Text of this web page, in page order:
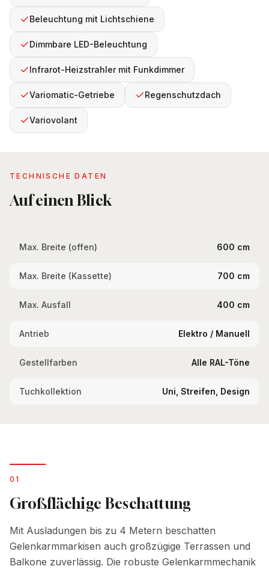
Beleuchtung mit Lichtschiene
Dimmbare LED-Beleuchtung
Infrarot-Heizstrahler mit Funkdimmer
Variomatic-Getriebe Regenschutzdach
Variovolant
TECHNISCHE DATEN
Auf einen Blick
Max. Breite (offen) 600 cm
Max. Breite (Kassette) 700 cm
Max. Ausfall 400 cm
Antrieb Elektro / Manuell
Gestellfarben Alle RAL-Töne
Tuchkollektion Uni, Streifen, Design
01
Großflächige Beschattung
Mit Ausladungen bis zu 4 Metern beschatten
Gelenkarmmarkisen auch großzügige Terrassen und
Balkone zuverlässig. Die robuste Gelenkarmmechanik